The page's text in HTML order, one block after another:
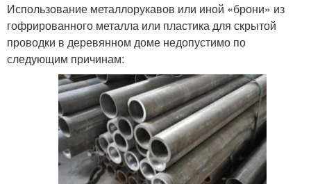
Использование металлорукавов или иной «брони» из
гофрированного металла или пластика для скрытой
проводки в деревянном доме недопустимо по
следующим причинам: